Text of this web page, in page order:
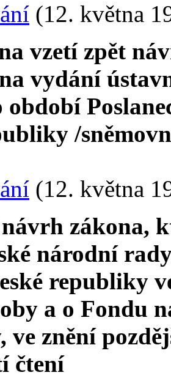
(12. května
vzetí zpět
vydání
/
(12. května
zákona,
národní
republiky
a o Fondu
ve znění
čtení